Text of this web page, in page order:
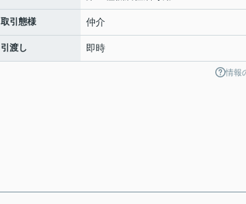
取引態様 仲介
引渡し 即時
情報